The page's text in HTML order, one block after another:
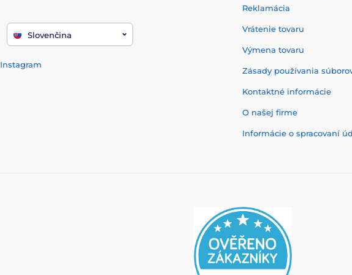
Slovenčina
Instagram
Reklamácia
Vrátenie tovaru
Výmena tovaru
Zásady používania
Kontaktné informácie
O našej firme
Informácie o spracovaní